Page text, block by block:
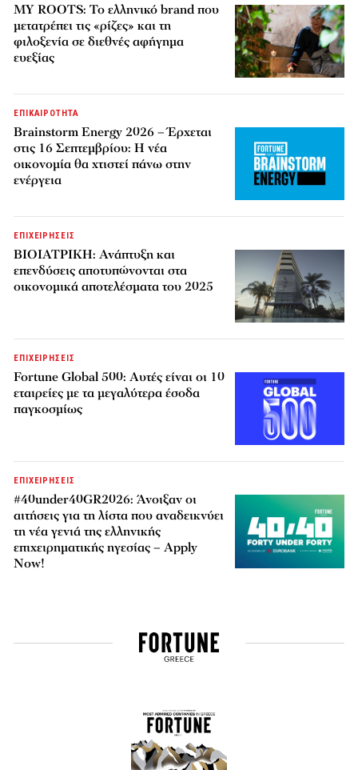
MY ROOTS: Το ελληνικό brand που
μετατρέπει τις «ρίζες» και τη
φιλοξενία σε διεθνές αφήγημα
ευεξίας
ΕΠΙΚΑΙΡΟΤΗΤΑ
Brainstorm Energy 2026 – Έρχεται
στις 16 Σεπτεμβρίου: Η νέα
οικονομία θα χτιστεί πάνω στην
ενέργεια
ΕΠΙΧΕΙΡΗΣΕΙΣ
ΒΙΟΙΑΤΡΙΚΗ: Ανάπτυξη και
επενδύσεις αποτυπώνονται στα
οικονομικά αποτελέσματα του 2025
ΕΠΙΧΕΙΡΗΣΕΙΣ
Fortune Global 500: Αυτές είναι οι 10
εταιρείες με τα μεγαλύτερα έσοδα
παγκοσμίως
ΕΠΙΧΕΙΡΗΣΕΙΣ
#40under40GR2026: Άνοιξαν οι
αιτήσεις για τη λίστα που αναδεικνύει
τη νέα γενιά της ελληνικής
επιχειρηματικής ηγεσίας – Apply
Now!